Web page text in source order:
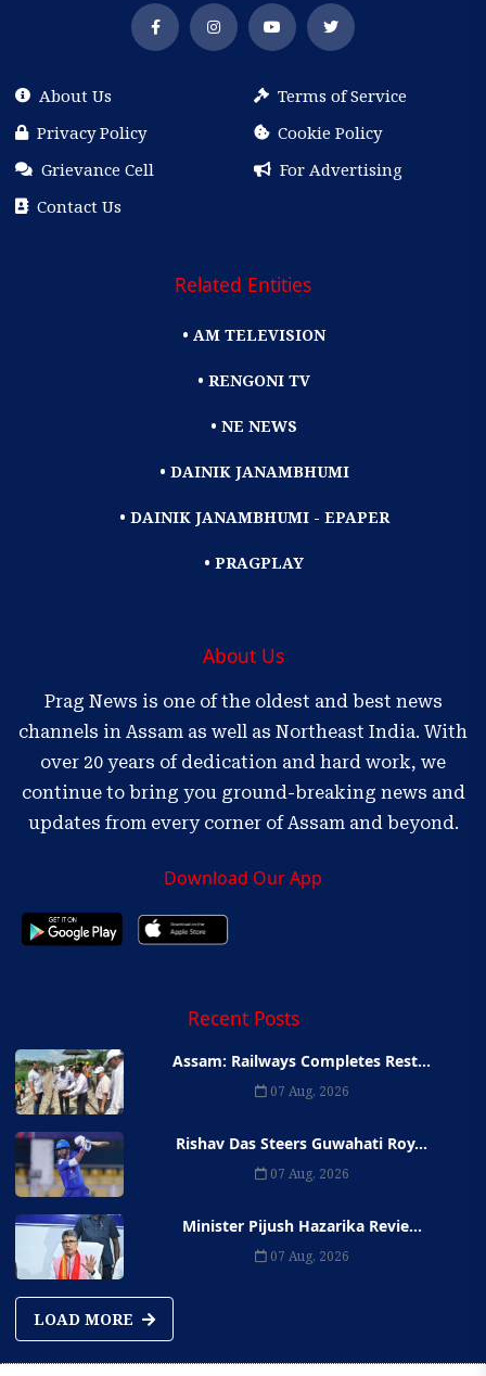
About Us
Terms of Service
Privacy Policy
Cookie Policy
Grievance Cell
For Advertising
Contact Us
Related Entities
• AM TELEVISION
• RENGONI TV
• NE NEWS
• DAINIK JANAMBHUMI
• DAINIK JANAMBHUMI - EPAPER
• PRAGPLAY
About Us
Prag News is one of the oldest and best news
channels in Assam as well as Northeast India. With
over 20 years of dedication and hard work, we
continue to bring you ground-breaking news and
updates from every corner of Assam and beyond.
Download Our App
Recent Posts
Assam: Railways Completes Rest...
07 Aug, 2026
Rishav Das Steers Guwahati Roy...
07 Aug, 2026
Minister Pijush Hazarika Revie...
07 Aug, 2026
LOAD MORE